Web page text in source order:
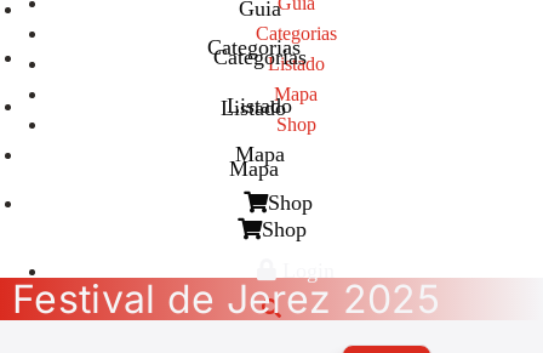
Guia
Categorias
Listado
Mapa
Shop
Categorias
Listado
Mapa
Shop
Categorias
Listado
Mapa
Shop
Festival de Jerez 2025